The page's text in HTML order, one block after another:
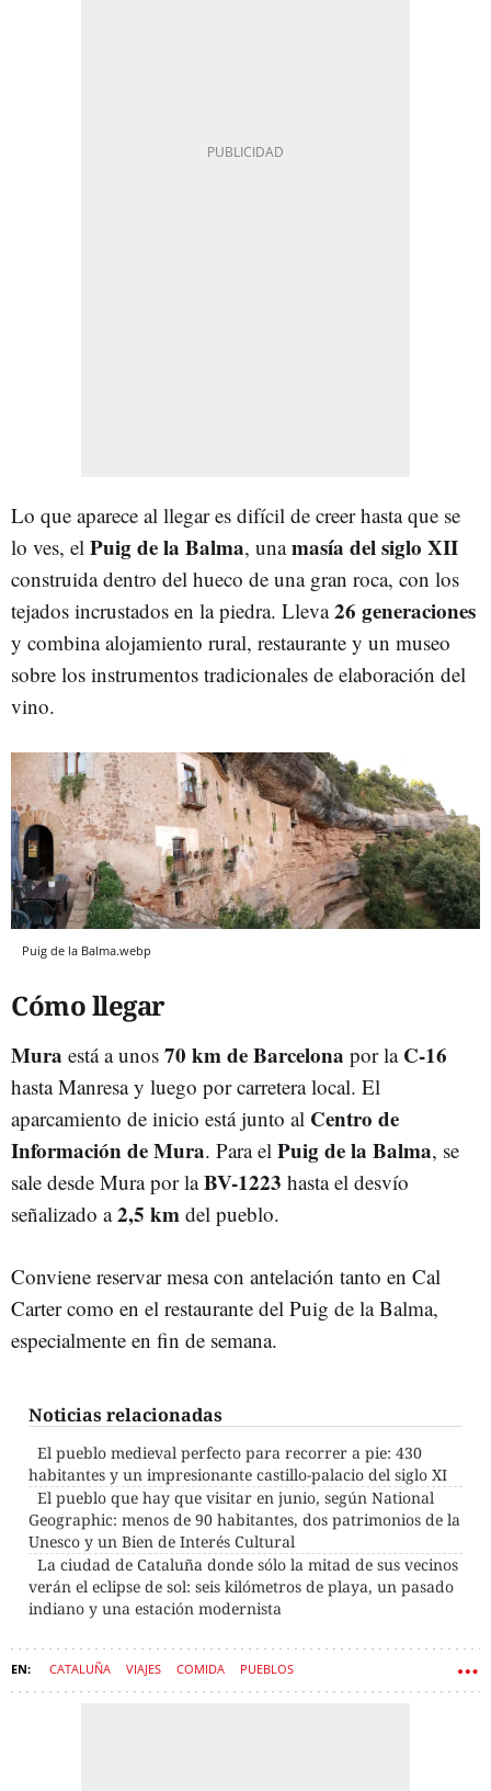
Lo que aparece al llegar es difícil de creer hasta que se
lo ves, el Puig de la Balma, unamasía del siglo XII
construida dentro del hueco de una gran roca, con los
tejados incrustados en la piedra. Lleva26 generaciones
y combina alojamiento rural, restaurante y un museo
sobre los instrumentos tradicionales de elaboración del
vino.
Puig de la Balma.webp
Cómo llegar
Mura está a unos 70 km de Barcelona por la C-16
hasta Manresa y luego por carretera local. El
aparcamiento de inicio está junto al Centro de
Información de Mura. Para el Puig de la Balma, se
sale desde Mura por laBV-1223 hasta el desvío
señalizado a2,5 km del pueblo.
Conviene reservar mesa con antelación tanto en Cal
Carter como en el restaurante del Puig de la Balma,
especialmente en fin de semana.
Noticias relacionadas
El pueblo medieval perfecto para recorrer a pie: 430
habitantes y un impresionante castillo-palacio del siglo XI
El pueblo que hay que visitar en junio, según National
Geographic: menos de 90 habitantes, dos patrimonios de la
Unesco y un Bien de Interés Cultural
La ciudad de Cataluña donde sólo la mitad de sus vecinos
verán el eclipse de sol: seis kilómetros de playa, un pasado
indiano y una estación modernista
CATALUÑA VIAJES COMIDA PUEBLOS